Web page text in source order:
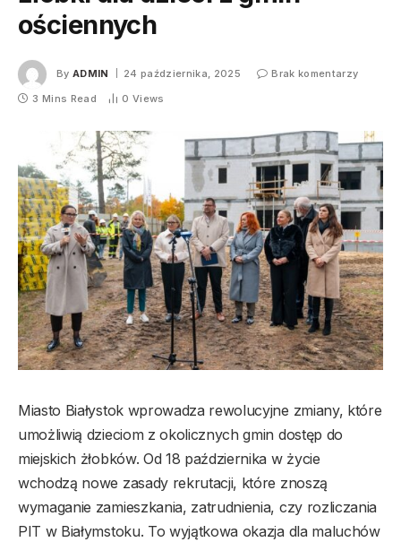
ościennych
By ADMIN 24 października, 2025
Brak komentarzy
3 Mins Read
0 Views
Miasto Białystok wprowadza rewolucyjne zmiany, które
umożliwią dzieciom z okolicznych gmin dostęp do
miejskich żłobków. Od 18 października w życie
wchodzą nowe zasady rekrutacji, które znoszą
wymaganie zamieszkania, zatrudnienia, czy rozliczania
PIT w Białymstoku. To wyjątkowa okazja dla maluchów